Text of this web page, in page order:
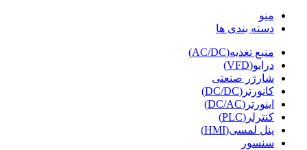
منو
دسته بندی ها
منبع تغذیه(AC/DC)
درایو(VFD)
شارژر صنعتی
کانورتر(DC/DC)
اینورتر(DC/AC)
کنترلر(PLC)
پنل لمسی(HMI)
سنسور